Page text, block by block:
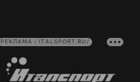
РЕКЛАМА • ITALSPORT.RU/